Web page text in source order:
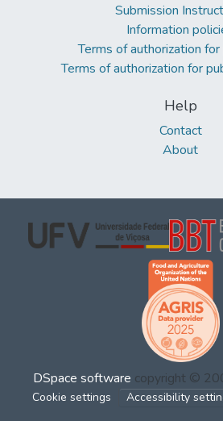
Submission
Information
Terms of authorization
Terms of authorization for
Help
Contact
About
DSpace software copyright ©
Cookie settings Accessibility